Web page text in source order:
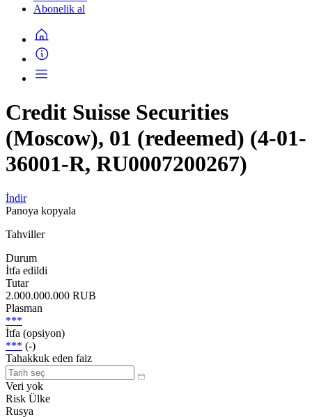
Abonelik al
Credit Suisse Securities
(Moscow), 01 (redeemed) (4-01-
36001-R, RU0007200267)
İndir
Panoya kopyala
Tahviller
Durum
İtfa edildi
Tutar
2.000.000.000 RUB
Plasman
***
İtfa (opsiyon)
*** (-)
Tahakkuk eden faiz
Veri yok
Risk Ülke
Rusya